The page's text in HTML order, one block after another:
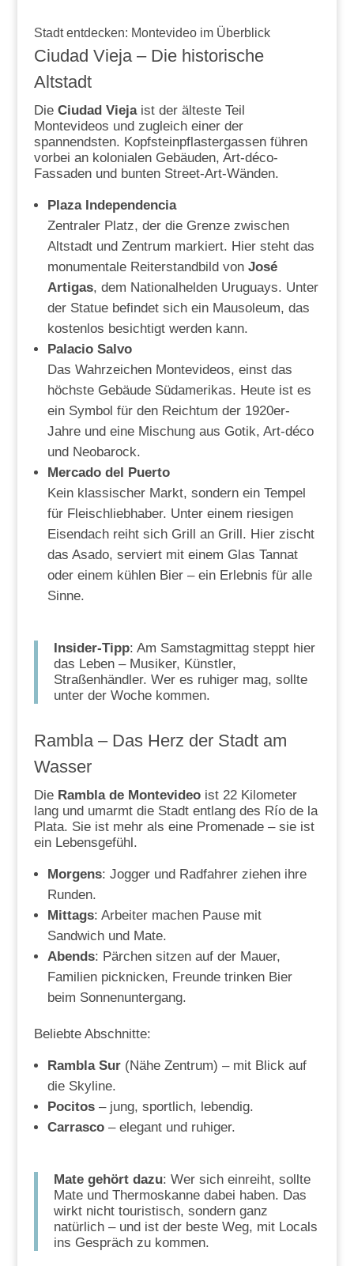
Stadt entdecken: Montevideo im Überblick
Ciudad Vieja – Die historische
Altstadt
Die Ciudad Viejaist der älteste Teil
Montevideos und zugleich einer der
spannendsten. Kopfsteinpflastergassen führen
vorbei an kolonialen Gebäuden, Art-déco-
Fassaden und bunten Street-Art-Wänden.
Plaza Independencia
Zentraler Platz, der die Grenze zwischen
Altstadt und Zentrum markiert. Hier steht das
monumentale Reiterstandbild von José
Artigas, dem Nationalhelden Uruguays. Unter
der Statue befindet sich ein Mausoleum, das
kostenlos besichtigt werden kann.
Palacio Salvo
Das Wahrzeichen Montevideos, einst das
höchste Gebäude Südamerikas. Heute ist es
ein Symbol für den Reichtum der 1920er-
Jahre und eine Mischung aus Gotik, Art-déco
und Neobarock.
Mercado del Puerto
Kein klassischer Markt, sondern ein Tempel
für Fleischliebhaber. Unter einem riesigen
Eisendach reiht sich Grill an Grill. Hier zischt
das Asado, serviert mit einem Glas Tannat
oder einem kühlen Bier – ein Erlebnis für alle
Sinne.
Insider-Tipp: Am Samstagmittag steppt hier
das Leben – Musiker, Künstler,
Straßenhändler. Wer es ruhiger mag, sollte
unter der Woche kommen.
Rambla – Das Herz der Stadt am
Wasser
Die Rambla de Montevideoist 22 Kilometer
lang und umarmt die Stadt entlang des Río de la
Plata. Sie ist mehr als eine Promenade – sie ist
ein Lebensgefühl.
Morgens: Jogger und Radfahrer ziehen ihre
Runden.
Mittags: Arbeiter machen Pause mit
Sandwich und Mate.
Abends: Pärchen sitzen auf der Mauer,
Familien picknicken, Freunde trinken Bier
beim Sonnenuntergang.
Beliebte Abschnitte:
Rambla Sur(Nähe Zentrum) – mit Blick auf
die Skyline.
Pocitos– jung, sportlich, lebendig.
Carrasco– elegant und ruhiger.
Mate gehört dazu: Wer sich einreiht, sollte
Mate und Thermoskanne dabei haben. Das
wirkt nicht touristisch, sondern ganz
natürlich – und ist der beste Weg, mit Locals
ins Gespräch zu kommen.